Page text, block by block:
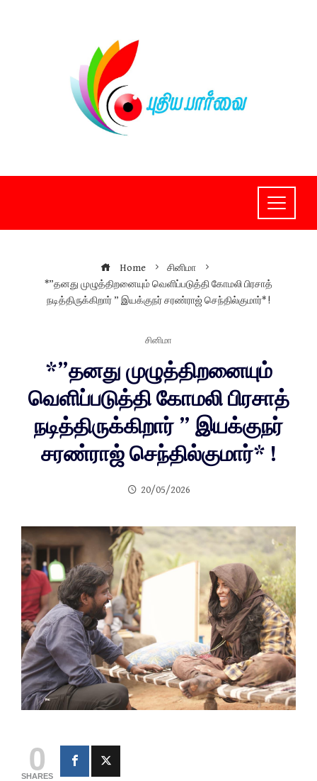
Home
சினிமா
*”தனது முழுத்திறனையும் வெளிப்படுத்தி கோமலி பிரசாத்
நடித்திருக்கிறார் ” இயக்குநர் சரண்ராஜ் செந்தில்குமார்* !
சினிமா
*”தனது முழுத்திறனையும்
வெளிப்படுத்தி கோமலி பிரசாத்
நடித்திருக்கிறார் ” இயக்குநர்
சரண்ராஜ் செந்தில்குமார்* !
20/05/2026
0
SHARES